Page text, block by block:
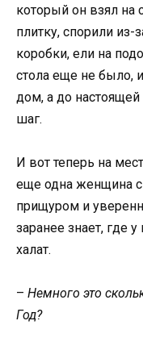
который он взял
плитку, спорили из-
коробки, ели на
стола еще не было,
дом, а до
шаг.
И вот теперь на
еще одна женщина
прищуром и
заранее знает, где
халат.
– Немного это
Год?